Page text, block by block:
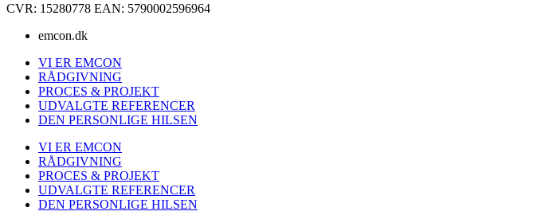
CVR: 15280778 EAN: 5790002596964
emcon.dk
VI ER EMCON
RÅDGIVNING
PROCES & PROJEKT
UDVALGTE REFERENCER
DEN PERSONLIGE HILSEN
VI ER EMCON
RÅDGIVNING
PROCES & PROJEKT
UDVALGTE REFERENCER
DEN PERSONLIGE HILSEN